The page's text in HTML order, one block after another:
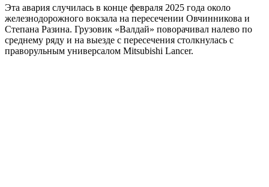
Эта авария случилась в конце февраля 2025 года около
железнодорожного вокзала на пересечении Овчинникова и
Степана Разина. Грузовик «Валдай» поворачивал налево по
среднему ряду и на выезде с пересечения столкнулась с
праворульным универсалом Mitsubishi Lancer.